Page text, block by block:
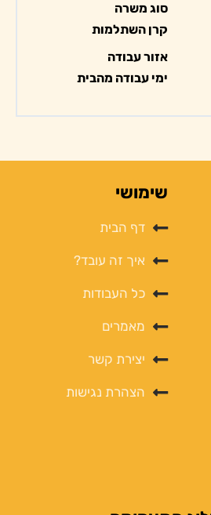
סוג משרה
קרן השתלמות
אזור עבודה
ימי עבודה מהבית
שימושי
דף הבית
איך זה עובד?
כל העבודות
מאמרים
יצירת קשר
הצהרת נגישות